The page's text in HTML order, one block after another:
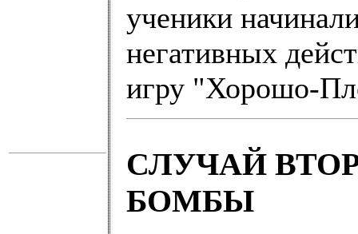
ученики
негативных
игру "Хорошо-
СЛУЧАЙ
БОМБЫ